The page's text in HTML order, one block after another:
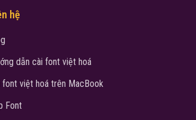
hệ
dẫn cài font việt hoá
font việt hoá trên MacBook
Font